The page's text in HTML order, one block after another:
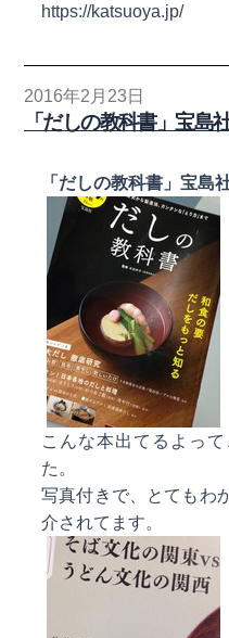
https://katsuoya.jp/
2016年2月23日
「だしの教科書」宝島
「だしの教科書」宝島
こんな本出てるよっ
た。
写真付きで、とてもわ
介されてます。